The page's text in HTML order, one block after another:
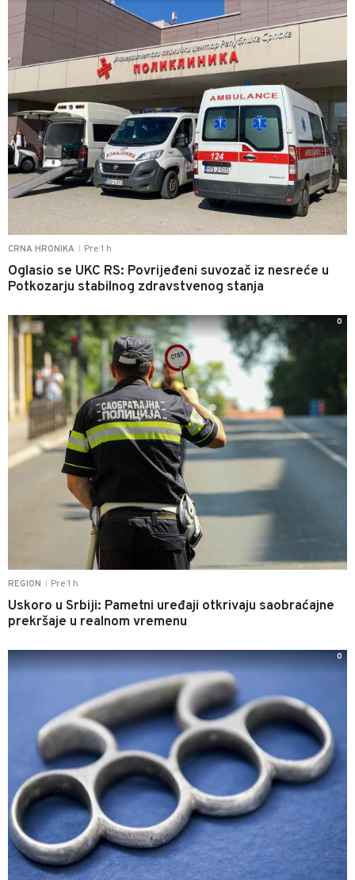
CRNA HRONIKA Pre 1 h
Oglasio se UKC RS: Povrijeđeni suvozač iz nesreće u
Potkozarju stabilnog zdravstvenog stanja
REGION Pre 1 h
Uskoro u Srbiji: Pametni uređaji otkrivaju saobraćajne
prekršaje u realnom vremenu
0
0